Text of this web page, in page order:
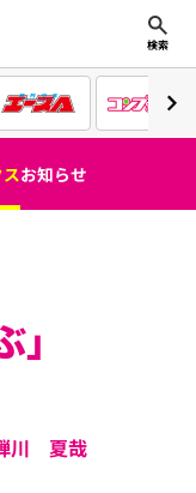
検索
お知らせ
」
川 夏哉